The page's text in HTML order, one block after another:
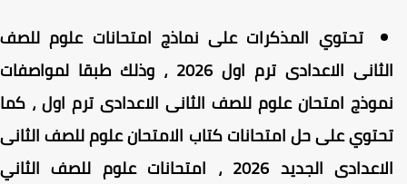
تحتوي المذكرات على نماذج امتحانات علوم للصف
الثانى الاعدادى ترم اول 2026 ، وذلك طبقا لمواصفات
امتحان علوم للصف الثانى الاعدادى ترم اول ، كما
على حل امتحانات كتاب الامتحان علوم للصف الثانى
الاعدادى الجديد 2026 ، امتحانات علوم للصف الثاني